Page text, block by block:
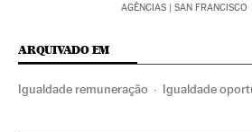
AGÊNCIAS | SAN FRANCISCO
ARQUIVADO EM
Igualdade remuneração Igualdade